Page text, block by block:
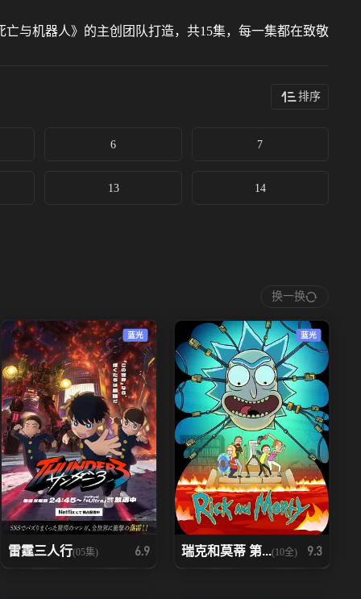
与机器人》的主创团队打造，共15集，每一集都在致敬
排序
6 7
13 14
换一换
蓝光
雷霆三人行(05集) 6.9
蓝光
瑞克和莫蒂 第...(10全) 9.3